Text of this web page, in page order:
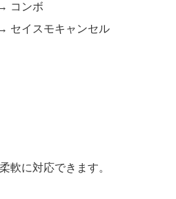
コンボ
セイスモキャンセル
軟に対応できます。